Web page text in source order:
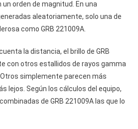
orden de magnitud. En una
aleatoriamente, solo una de
como GRB 221009A.
la distancia, el brillo de GRB
con otros estallidos de rayos gamma
simplemente parecen más
lejos. Según los cálculos del equipo,
de GRB 221009A las que lo